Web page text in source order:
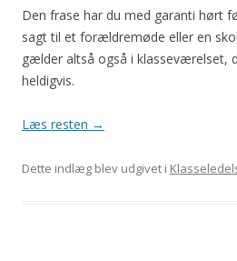
Den frase har du med garanti hørt
sagt til et forældremøde eller en
gælder altså også i klasseværelset,
heldigvis.
Læs resten →
Dette indlæg blev udgivet i